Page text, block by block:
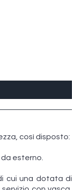
così disposto:
esterno.
cui una dotata di